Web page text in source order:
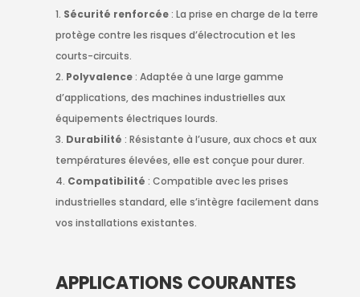
Sécurité renforcée: La prise en charge de la terre
protège contre les risques d’électrocution et les
courts-circuits.
Polyvalence: Adaptée à une large gamme
d’applications, des machines industrielles aux
équipements électriques lourds.
Durabilité : Résistante à l’usure, aux chocs et aux
températures élevées, elle est conçue pour durer.
Compatibilité : Compatible avec les prises
industrielles standard, elle s’intègre facilement dans
vos installations existantes.
APPLICATIONS COURANTES